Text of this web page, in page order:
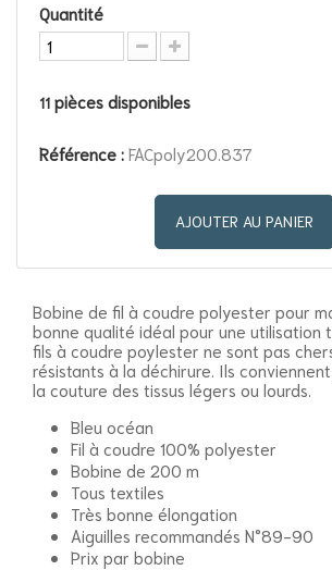
Bobine de fil à coudre polyester pour
bonne qualité idéal pour une utilisation
fils à coudre poylester ne sont pas
résistants à la déchirure. Ils
la couture des tissus légers ou lourds.
Bleu océan
Fil à coudre 100% polyester
Bobine de 200 m
Tous textiles
Très bonne élongation
Aiguilles recommandés N°89-90
Prix par bobine
Quantité
11 pièces disponibles
Référence : FACpoly200.837
AJOUTER AU PANIER